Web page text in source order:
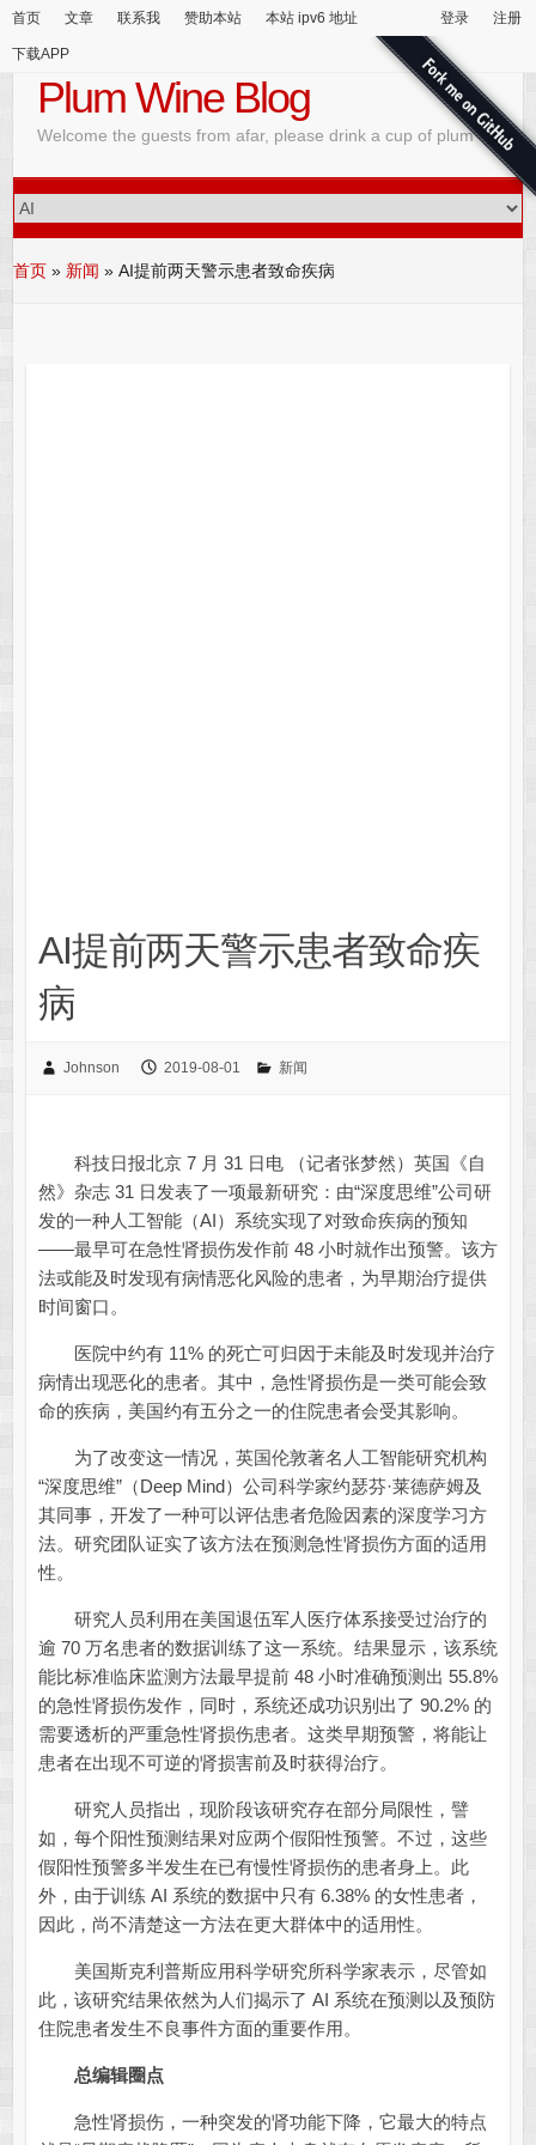
首页 文章 联系我 赞助本站 本站 ipv6 地址
下载APP
登录 注册
Plum Wine Blog
Welcome the guests from afar, please drink a cup of plum wine
首页 » 新闻 »AI提前两天警示患者致命疾病
AI提前两天警示患者致命疾
病
Johnson 2019-08-01 新闻
科技日报北京 7 月 31 日电 （记者张梦然）英国《自
然》杂志 31 日发表了一项最新研究：由“深度思维”公司研
发的一种人工智能（AI）系统实现了对致命疾病的预知
——最早可在急性肾损伤发作前 48 小时就作出预警。该方
法或能及时发现有病情恶化风险的患者，为早期治疗提供
时间窗口。
医院中约有 11% 的死亡可归因于未能及时发现并治疗
病情出现恶化的患者。其中，急性肾损伤是一类可能会致
命的疾病，美国约有五分之一的住院患者会受其影响。
为了改变这一情况，英国伦敦著名人工智能研究机构
“深度思维”（Deep Mind）公司科学家约瑟芬·莱德萨姆及
其同事，开发了一种可以评估患者危险因素的深度学习方
法。研究团队证实了该方法在预测急性肾损伤方面的适用
性。
研究人员利用在美国退伍军人医疗体系接受过治疗的
逾 70 万名患者的数据训练了这一系统。结果显示，该系统
能比标准临床监测方法最早提前 48 小时准确预测出 55.8%
的急性肾损伤发作，同时，系统还成功识别出了 90.2% 的
需要透析的严重急性肾损伤患者。这类早期预警，将能让
患者在出现不可逆的肾损害前及时获得治疗。
研究人员指出，现阶段该研究存在部分局限性，譬
如，每个阳性预测结果对应两个假阳性预警。不过，这些
假阳性预警多半发生在已有慢性肾损伤的患者身上。此
外，由于训练 AI 系统的数据中只有 6.38% 的女性患者，
因此，尚不清楚这一方法在更大群体中的适用性。
美国斯克利普斯应用科学研究所科学家表示，尽管如
此，该研究结果依然为人们揭示了 AI 系统在预测以及预防
住院患者发生不良事件方面的重要作用。
总编辑圈点
急性肾损伤，一种突发的肾功能下降，它最大的特点